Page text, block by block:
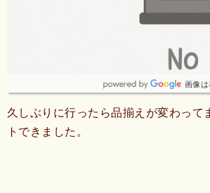
画像は
久しぶりに行ったら品揃えが変わっ
トできました。